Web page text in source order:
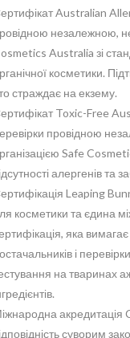
Australian
незалежною,
Australia зі
косметики.
страждає на екзему.
Toxic-Free
провідною
Safe
алергенів та
Leaping
косметики та єдина
яка
і
на тваринах
акредитація
суворим